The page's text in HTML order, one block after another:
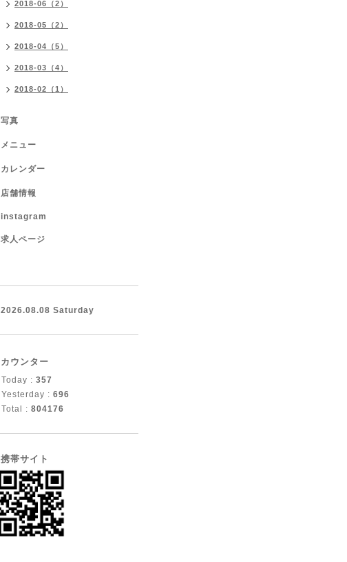
2018-06（2）
2018-05（2）
2018-04（5）
2018-03（4）
2018-02（1）
写真
メニュー
カレンダー
店舗情報
instagram
求人ページ
2026.08.08 Saturday
カウンター
Today : 357
Yesterday : 696
Total : 804176
携帯サイト